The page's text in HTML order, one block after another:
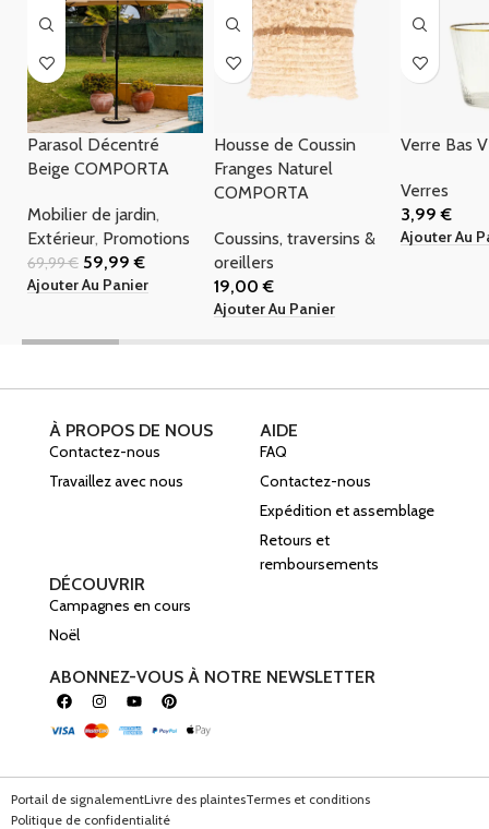
Parasol Décentré
Beige COMPORTA
Mobilier de jardin,
Extérieur, Promotions
69,99€ 59,99€
Ajouter Au Panier
Housse de Coussin
Franges Naturel
COMPORTA
Coussins, traversins &
oreillers
19,00€
Ajouter Au Panier
Verre Bas
Verres
3,99€
Ajouter Au
À PROPOS DE NOUS
Contactez-nous
Travaillez avec nous
AIDE
FAQ
Contactez-nous
Expédition et assemblage
Retours et
remboursements
DÉCOUVRIR
Campagnes en cours
Noël
ABONNEZ-VOUS À NOTRE NEWSLETTER
Portail de signalementLivre des plaintesTermes et conditions
Politique de confidentialité